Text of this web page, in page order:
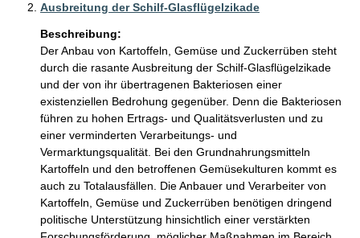
Ausbreitung der Schilf-Glasflügelzikade
Beschreibung:
Der Anbau von Kartoffeln, Gemüse und Zuckerrüben steht
durch die rasante Ausbreitung der Schilf-Glasflügelzikade
und der von ihr übertragenen Bakteriosen einer
existenziellen Bedrohung gegenüber. Denn die Bakteriosen
führen zu hohen Ertrags- und Qualitätsverlusten und zu
einer verminderten Verarbeitungs- und
Vermarktungsqualität. Bei den Grundnahrungsmitteln
Kartoffeln und den betroffenen Gemüsekulturen kommt es
auch zu Totalausfällen. Die Anbauer und Verarbeiter von
Kartoffeln, Gemüse und Zuckerrüben benötigen dringend
politische Unterstützung hinsichtlich einer verstärkten